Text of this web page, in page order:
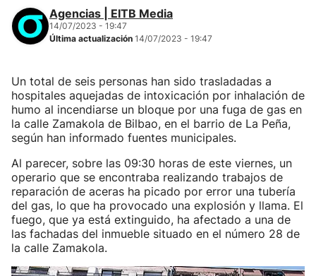
Agencias | EITB Media
14/07/2023 - 19:47
Última actualización 14/07/2023 - 19:47
Un total de seis personas han sido trasladadas a
hospitales aquejadas de intoxicación por inhalación de
humo al incendiarse un bloque por una fuga de gas en
la calle Zamakola de Bilbao, en el barrio de La Peña,
según han informado fuentes municipales.
Al parecer, sobre las 09:30 horas de este viernes, un
operario que se encontraba realizando trabajos de
reparación de aceras ha picado por error una tubería
del gas, lo que ha provocado una explosión y llama. El
fuego, que ya está extinguido, ha afectado a una de
las fachadas del inmueble situado en el número 28 de
la calle Zamakola.